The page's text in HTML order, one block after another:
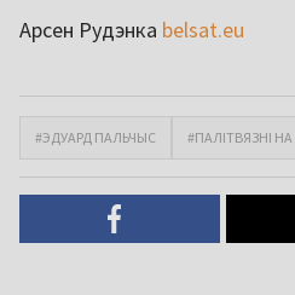
Арсен Рудэнка belsat.eu
#ЭДУАРД ПАЛЬЧЫС #ПАЛІТВЯЗНІ НА